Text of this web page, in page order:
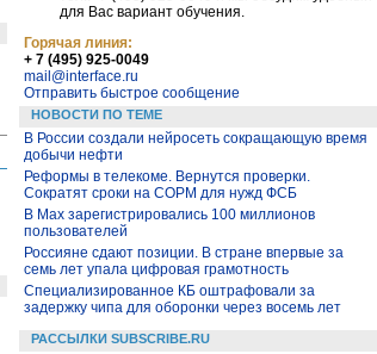
для Вас вариант обучения.
Горячая линия:
+ 7 (495) 925-0049
mail@interface.ru
Отправить быстрое сообщение
НОВОСТИ ПО ТЕМЕ
В России создали нейросеть сокращающую время
добычи нефти
Реформы в телекоме. Вернутся проверки.
Сократят сроки на СОРМ для нужд ФСБ
В Max зарегистрировались 100 миллионов
пользователей
Россияне сдают позиции. В стране впервые за
семь лет упала цифровая грамотность
Специализированное КБ оштрафовали за
задержку чипа для оборонки через восемь лет
РАССЫЛКИ SUBSCRIBE.RU